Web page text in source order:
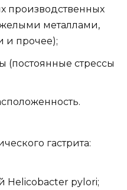
производственных
металлами,
и прочее);
(постоянные стрессы
гастрита:
Helicobacter pylori;